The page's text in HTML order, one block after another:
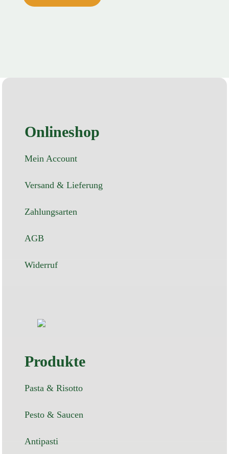
Onlineshop
Mein Account
Versand & Lieferung
Zahlungsarten
AGB
Widerruf
Produkte
Pasta & Risotto
Pesto & Saucen
Antipasti